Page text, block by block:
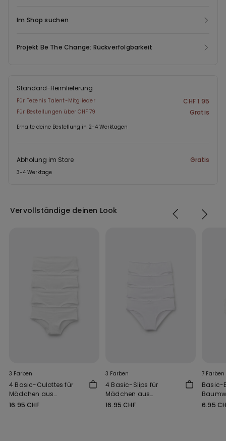
Im Shop suchen
Projekt Be The Change: Rückverfolgbarkeit
Standard-Heimlieferung
Für Tezenis Talent-Mitglieder CHF 1.95
Für Bestellungen über CHF 79 Gratis
Erhalte deine Bestellung in 2-4 Werktagen
Abholung im Store Gratis
3-4 Werktage
Vervollständige deinen Look
3 Farben
4 Basic-Culottes für
Mädchen aus
Baumwolle
16.95 CHF
3 Farben
4 Basic-Slips für
Mädchen aus
Baumwolle
16.95 CHF
7 Farben
Basic-
6.95